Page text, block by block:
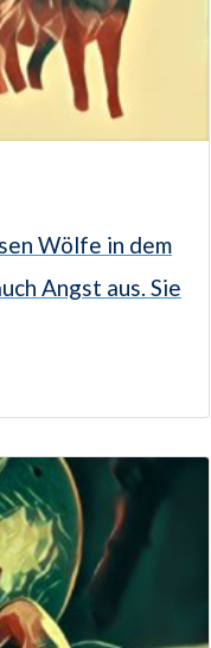
Wölfe in dem
Angst aus. Sie